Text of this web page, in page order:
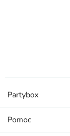
Partybox
Pomoc